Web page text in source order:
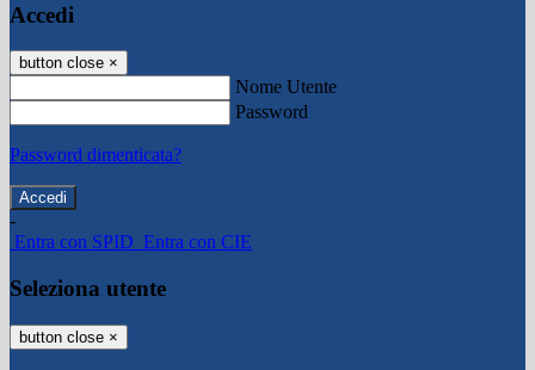
Accedi
button close ×
Nome Utente
Password
Password dimenticata?
-
Entra con SPID Entra con CIE
Seleziona utente
button close ×